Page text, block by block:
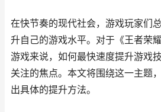
在快节奏的现代社会，游戏玩家们
升自己的游戏水平。对于《王者荣
游戏来说，如何最快速度提升游戏
关注的焦点。本文将围绕这一主题
出具体的提升方法。